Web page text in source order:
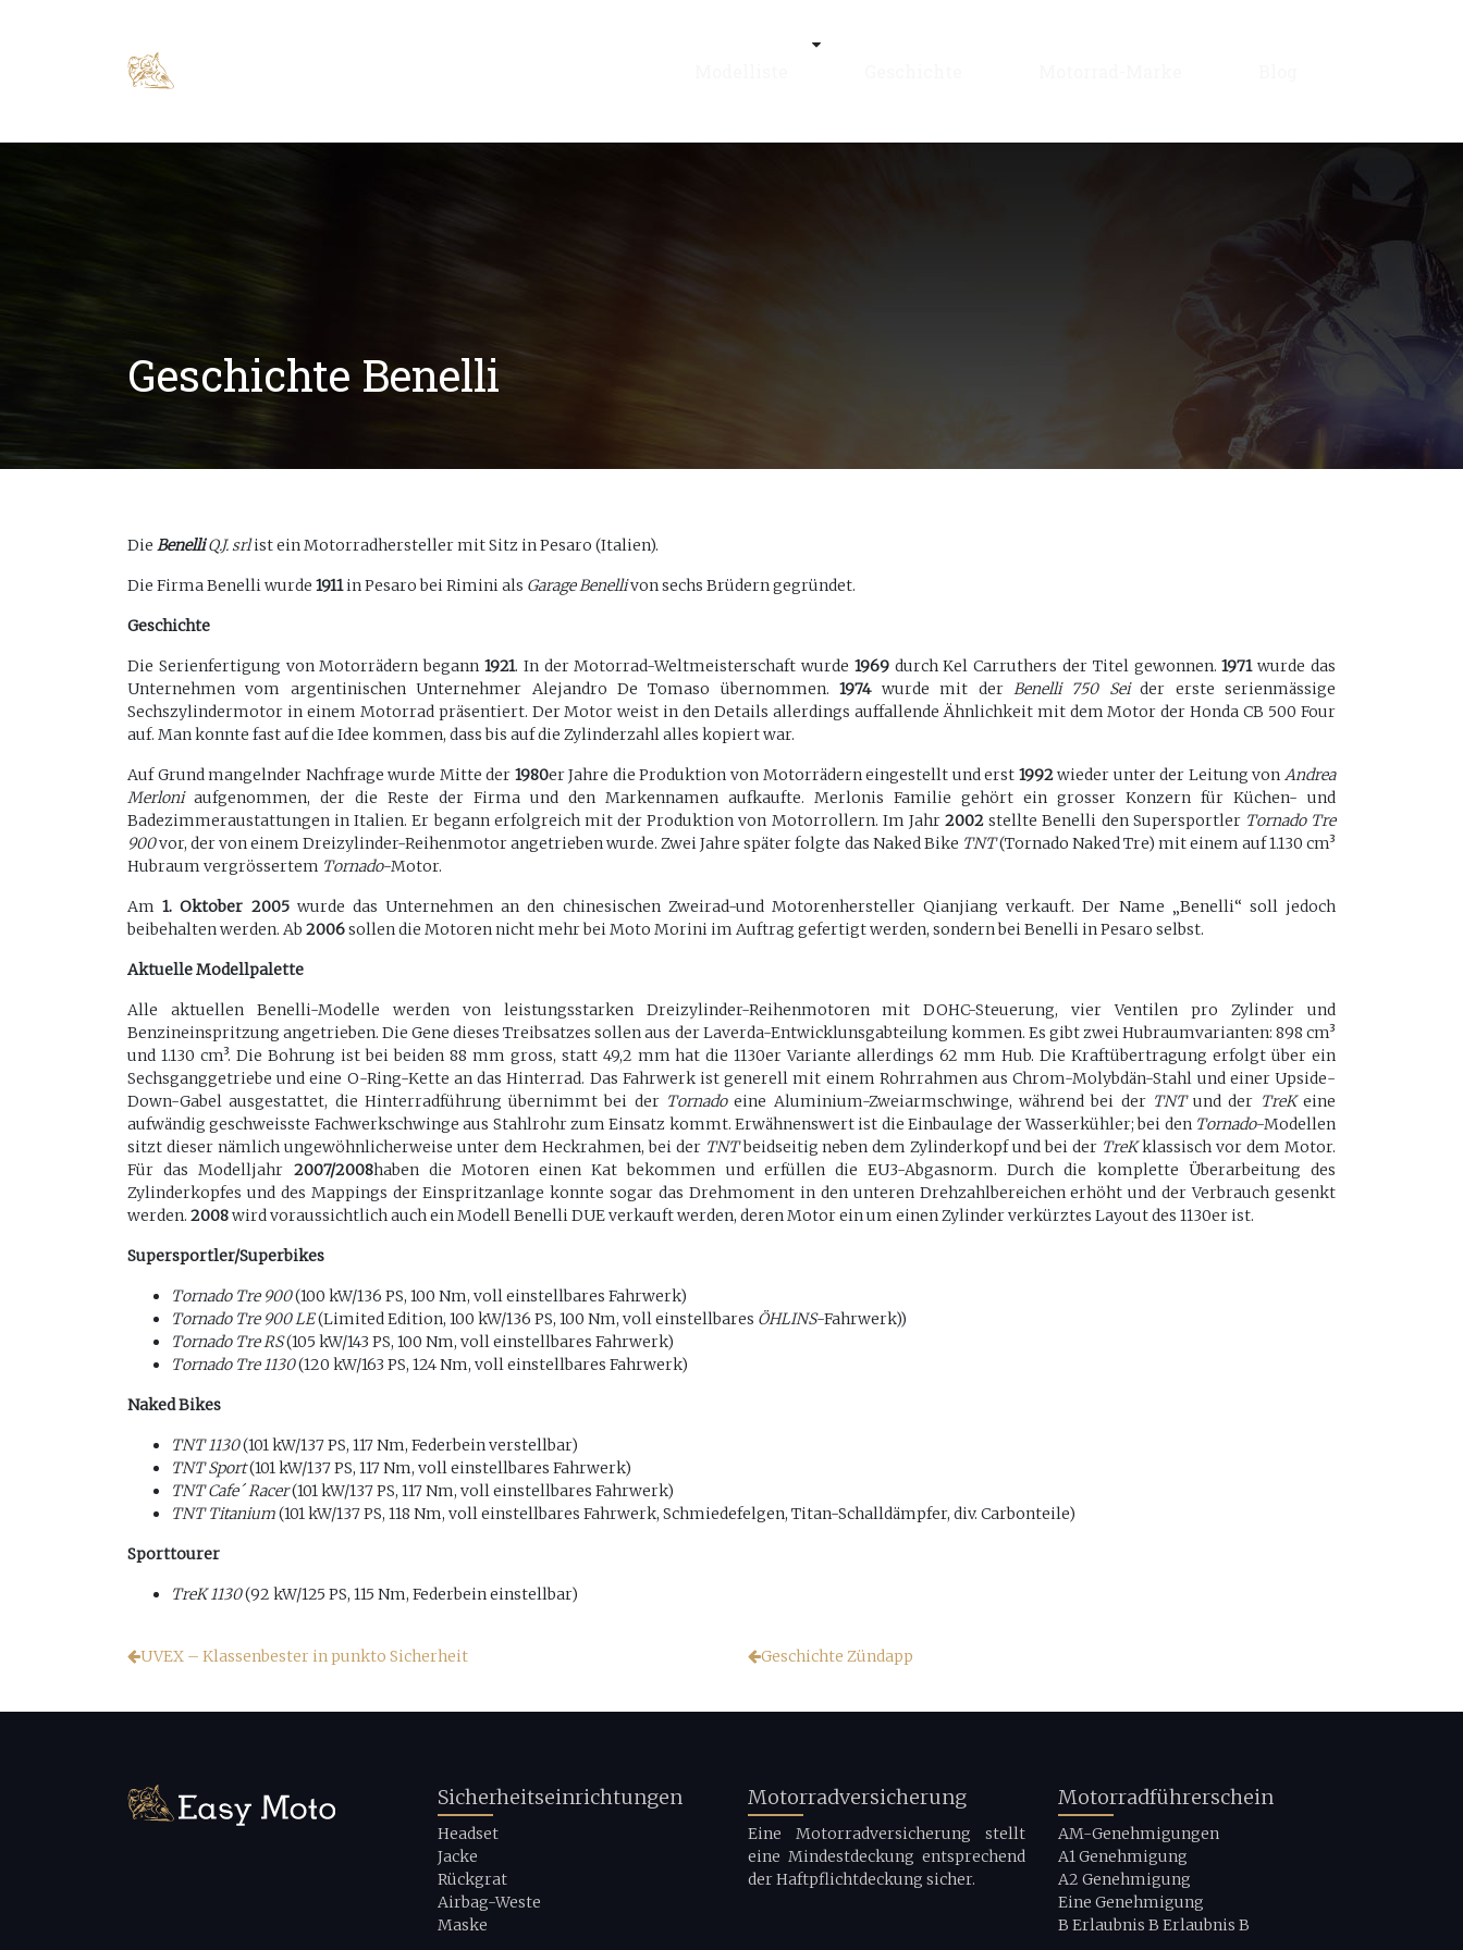
Geschichte Benelli
Die BenelliQ.J. srlist ein Motorradhersteller mit Sitz in Pesaro (Italien).
Die Firma Benelli wurde 1911in Pesaro bei Rimini als Garage Benellivon sechs Brüdern gegründet.
Geschichte
Die Serienfertigung von Motorrädern begann 1921. In der Motorrad-Weltmeisterschaft wurde 1969durch Kel Carruthers der Titel gewonnen.1971wurde das
Unternehmen vom argentinischen Unternehmer Alejandro De Tomaso übernommen.1974wurde mit der Benelli 750 Seider erste serienmässige
Sechszylindermotor in einem Motorrad präsentiert. Der Motor weist in den Details allerdings auffallende Ähnlichkeit mit dem Motor der Honda CB 500 Four
auf. Man konnte fast auf die Idee kommen, dass bis auf die Zylinderzahl alles kopiert war.
Auf Grund mangelnder Nachfrage wurde Mitte der 1980er Jahre die Produktion von Motorrädern eingestellt und erst 1992wieder unter der Leitung vonAndrea
Merloniaufgenommen, der die Reste der Firma und den Markennamen aufkaufte. Merlonis Familie gehört ein grosser Konzern für Küchen- und
Badezimmeraustattungen in Italien. Er begann erfolgreich mit der Produktion von Motorrollern. Im Jahr2002 stellte Benelli den Supersportler Tornado Tre
900vor, der von einem Dreizylinder-Reihenmotor angetrieben wurde. Zwei Jahre später folgte das Naked Bike TNT(Tornado Naked Tre) mit einem auf 1.130 cm³
Hubraum vergrössertem Tornado-Motor.
Am1. Oktober 2005wurde das Unternehmen an den chinesischen Zweirad-und Motorenhersteller Qianjiang verkauft. Der Name „Benelli“ soll jedoch
beibehalten werden. Ab 2006sollen die Motoren nicht mehr bei Moto Morini im Auftrag gefertigt werden, sondern bei Benelli in Pesaro selbst.
Aktuelle Modellpalette
Alle aktuellen Benelli-Modelle werden von leistungsstarken Dreizylinder-Reihenmotoren mit DOHC-Steuerung, vier Ventilen pro Zylinder und
Benzineinspritzung angetrieben. Die Gene dieses Treibsatzes sollen aus der Laverda-Entwicklunsgabteilung kommen. Es gibt zwei Hubraumvarianten: 898 cm³
und 1.130 cm³. Die Bohrung ist bei beiden 88 mm gross, statt 49,2 mm hat die 1130er Variante allerdings 62 mm Hub. Die Kraftübertragung erfolgt über ein
Sechsganggetriebe und eine O-Ring-Kette an das Hinterrad. Das Fahrwerk ist generell mit einem Rohrrahmen aus Chrom-Molybdän-Stahl und einer Upside-
Down-Gabel ausgestattet, die Hinterradführung übernimmt bei der Tornadoeine Aluminium-Zweiarmschwinge, während bei der TNTund der TreKeine
aufwändig geschweisste Fachwerkschwinge aus Stahlrohr zum Einsatz kommt. Erwähnenswert ist die Einbaulage der Wasserkühler; bei den Tornado-Modellen
sitzt dieser nämlich ungewöhnlicherweise unter dem Heckrahmen, bei der TNTbeidseitig neben dem Zylinderkopf und bei der TreKklassisch vor dem Motor.
Für das Modelljahr 2007/2008haben die Motoren einen Kat bekommen und erfüllen die EU3-Abgasnorm. Durch die komplette Überarbeitung des
Zylinderkopfes und des Mappings der Einspritzanlage konnte sogar das Drehmoment in den unteren Drehzahlbereichen erhöht und der Verbrauch gesenkt
werden. 2008wird voraussichtlich auch ein Modell Benelli DUE verkauft werden, deren Motor ein um einen Zylinder verkürztes Layout des 1130er ist.
Supersportler/Superbikes
Tornado Tre 900(100 kW/136 PS, 100 Nm, voll einstellbares Fahrwerk)
Tornado Tre 900 LE(Limited Edition, 100 kW/136 PS, 100 Nm, voll einstellbares ÖHLINS-Fahrwerk))
Tornado Tre RS(105 kW/143 PS, 100 Nm, voll einstellbares Fahrwerk)
Tornado Tre 1130(120 kW/163 PS, 124 Nm, voll einstellbares Fahrwerk)
Naked Bikes
TNT 1130(101 kW/137 PS, 117 Nm, Federbein verstellbar)
TNT Sport(101 kW/137 PS, 117 Nm, voll einstellbares Fahrwerk)
TNT Cafe´ Racer(101 kW/137 PS, 117 Nm, voll einstellbares Fahrwerk)
TNT Titanium(101 kW/137 PS, 118 Nm, voll einstellbares Fahrwerk, Schmiedefelgen, Titan-Schalldämpfer, div. Carbonteile)
Sporttourer
TreK 1130(92 kW/125 PS, 115 Nm, Federbein einstellbar)
UVEX – Klassenbester in punkto Sicherheit Geschichte Zündapp
Sicherheitseinrichtungen
Headset
Jacke
Rückgrat
Airbag-Weste
Maske
Motorradversicherung
Eine Motorradversicherung stellt
eine Mindestdeckung entsprechend
der Haftpflichtdeckung sicher.
Motorradführerschein
AM-Genehmigungen
A1 Genehmigung
A2 Genehmigung
Eine Genehmigung
B Erlaubnis B Erlaubnis B